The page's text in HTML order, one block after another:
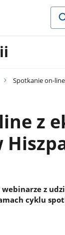
Spotkanie on-
z
z
cyklu